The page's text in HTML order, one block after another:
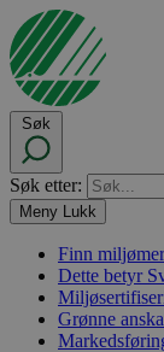
Søk
Søk etter:
Meny Lukk
Finn
Dette betyr
Grønne